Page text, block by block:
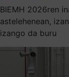
BIEMH 2026ren
astelehenean,
izango da buru